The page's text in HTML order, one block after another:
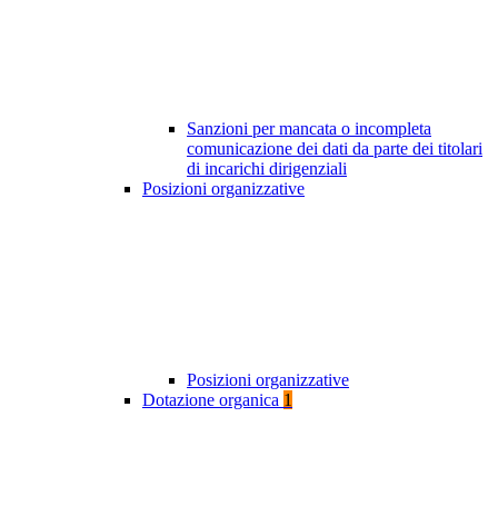
Sanzioni per mancata o incompleta
comunicazione dei dati da parte dei titolari
di incarichi dirigenziali
Posizioni organizzative
Posizioni organizzative
Dotazione organica 1